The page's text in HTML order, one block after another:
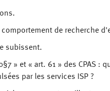
de recherche
subissent.
» et « art. 61 » des CPAS :
par les services ISP ?